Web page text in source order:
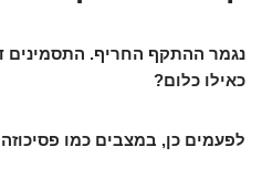
נגמר ההתקף החריף. התסמינים
כאילו כלום?
לפעמים כן, במצבים כמו